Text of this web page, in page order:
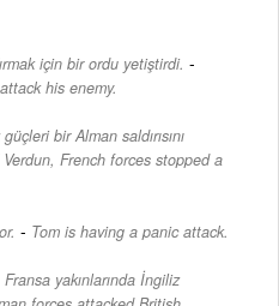
için bir ordu yetiştirdi. -
his enemy.
bir Alman saldırısını
French forces stopped a
- Tom is having a panic attack.
yakınlarında İngiliz